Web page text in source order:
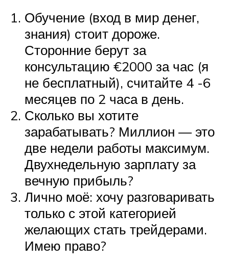
Обучение (вход в мир денег,
знания) стоит дороже.
Сторонние берут за
консультацию €2000 за час (я
не бесплатный), считайте 4 -6
месяцев по 2 часа в день.
Сколько вы хотите
зарабатывать? Миллион — это
две недели работы максимум.
Двухнедельную зарплату за
вечную прибыль?
Лично моё: хочу разговаривать
только с этой категорией
желающих стать трейдерами.
Имею право?